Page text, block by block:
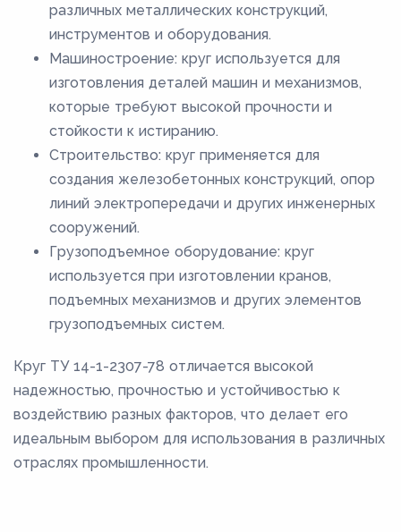
различных металлических конструкций,
инструментов и оборудования.
Машиностроение: круг используется для
изготовления деталей машин и механизмов,
которые требуют высокой прочности и
стойкости к истиранию.
Строительство: круг применяется для
создания железобетонных конструкций, опор
линий электропередачи и других инженерных
сооружений.
Грузоподъемное оборудование: круг
используется при изготовлении кранов,
подъемных механизмов и других элементов
грузоподъемных систем.
Круг ТУ 14-1-2307-78 отличается высокой
надежностью, прочностью и устойчивостью к
воздействию разных факторов, что делает его
идеальным выбором для использования в различных
отраслях промышленности.